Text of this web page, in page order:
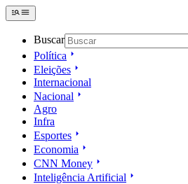
Buscar
Política
Eleições
Internacional
Nacional
Agro
Infra
Esportes
Economia
CNN Money
Inteligência Artificial